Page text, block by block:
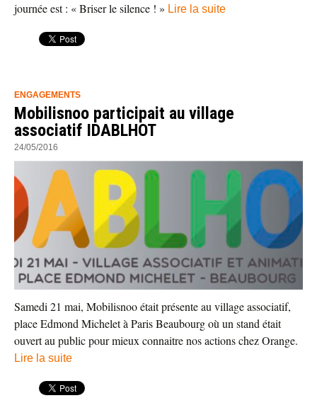
journée est : « Briser le silence ! » Lire la suite
ENGAGEMENTS
Mobilisnoo participait au village
associatif IDABLHOT
24/05/2016
Samedi 21 mai, Mobilisnoo était présente au village associatif,
place Edmond Michelet à Paris Beaubourg où un stand était
ouvert au public pour mieux connaitre nos actions chez Orange.
Lire la suite